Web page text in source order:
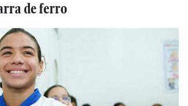
de ferro